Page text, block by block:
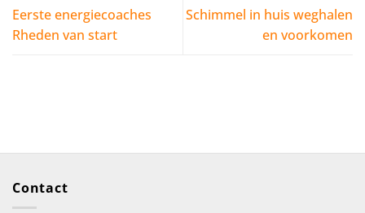
Eerste energiecoaches
Rheden van start
Schimmel in huis weghalen
en voorkomen
Contact